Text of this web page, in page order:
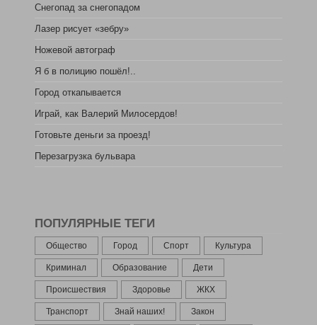
Снегопад за снегопадом
Лазер рисует «зебру»
Ножевой автограф
Я б в полицию пошёл!..
Город откапывается
Играй, как Валерий Милосердов!
Готовьте деньги за проезд!
Перезагрузка бульвара
ПОПУЛЯРНЫЕ ТЕГИ
Общество Город Спорт Культура
Криминал Образование Дети
Происшествия Здоровье ЖКХ
Транспорт Знай наших! Закон